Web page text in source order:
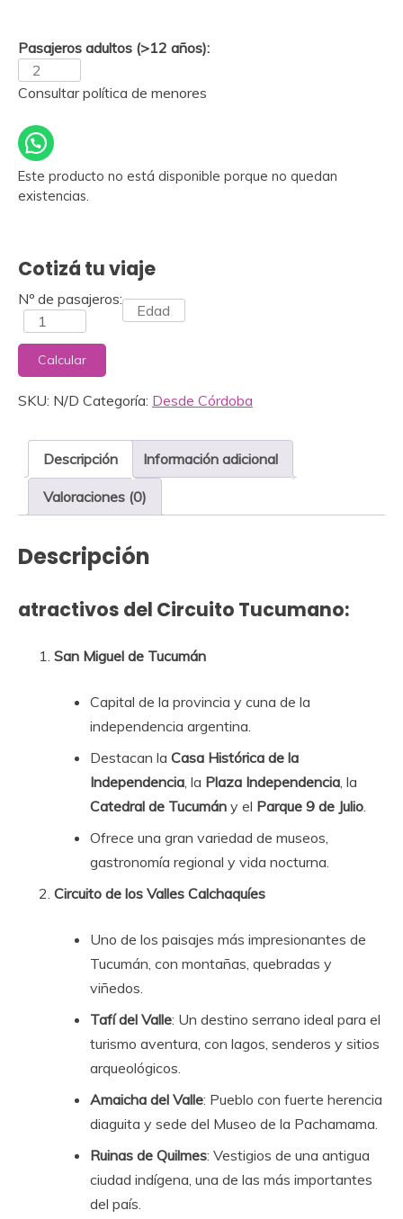
Pasajeros adultos (>12 años):
Consultar política de menores
Este producto no está disponible porque no quedan
existencias.
Cotizá tu viaje
Nº de pasajeros:
Calcular
SKU: N/D Categoría: Desde Córdoba
Descripción Información adicional
Valoraciones (0)
Descripción
atractivos del Circuito Tucumano:
San Miguel de Tucumán
Capital de la provincia y cuna de la
independencia argentina.
Destacan la Casa Histórica de la
Independencia , la Plaza Independencia , la
Catedral de Tucumán y el Parque 9 de Julio
Ofrece una gran variedad de museos,
gastronomía regional y vida nocturna.
Circuito de los Valles Calchaquíes
Uno de los paisajes más impresionantes de
Tucumán, con montañas, quebradas y
viñedos.
Tafí del Valle: Un destino serrano ideal para el
turismo aventura, con lagos, senderos y sitios
arqueológicos.
Amaicha del Valle: Pueblo con fuerte herencia
diaguita y sede del Museo de la Pachamama.
Ruinas de Quilmes: Vestigios de una antigua
ciudad indígena, una de las más importantes
del país.